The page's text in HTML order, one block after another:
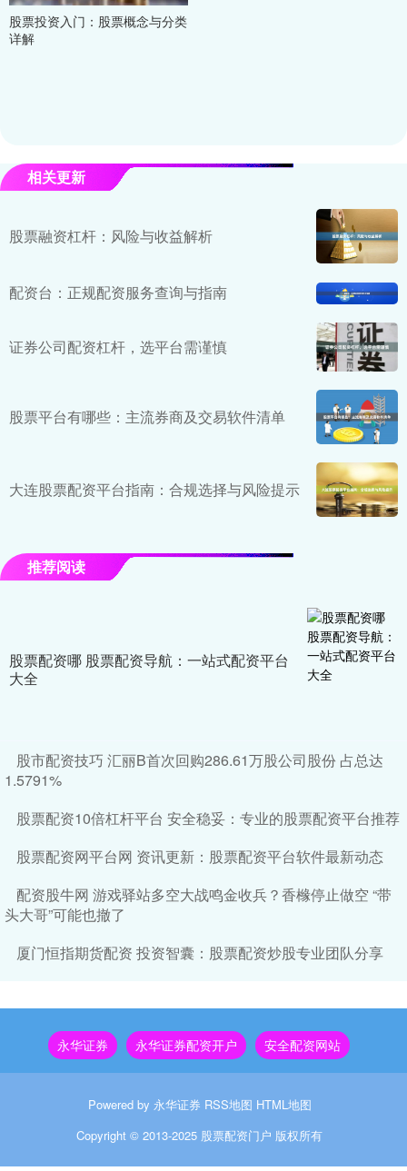
股票投资入门：股票概念与分类
详解
相关更新
股票融资杠杆：风险与收益解析
配资台：正规配资服务查询与指南
证券公司配资杠杆，选平台需谨慎
股票平台有哪些：主流券商及交易软件清单
大连股票配资平台指南：合规选择与风险提示
推荐阅读
股票配资哪 股票配资导航：一站式配资平台
大全
股市配资技巧 汇丽B首次回购286.61万股公司股份 占总达
1.5791%
股票配资10倍杠杆平台 安全稳妥：专业的股票配资平台推荐
股票配资网平台网 资讯更新：股票配资平台软件最新动态
配资股牛网 游戏驿站多空大战鸣金收兵？香橼停止做空 “带
头大哥”可能也撤了
厦门恒指期货配资 投资智囊：股票配资炒股专业团队分享
永华证券 永华证券配资开户 安全配资网站
Powered by 永华证券 RSS地图 HTML地图
Copyright © 2013-2025 股票配资门户 版权所有